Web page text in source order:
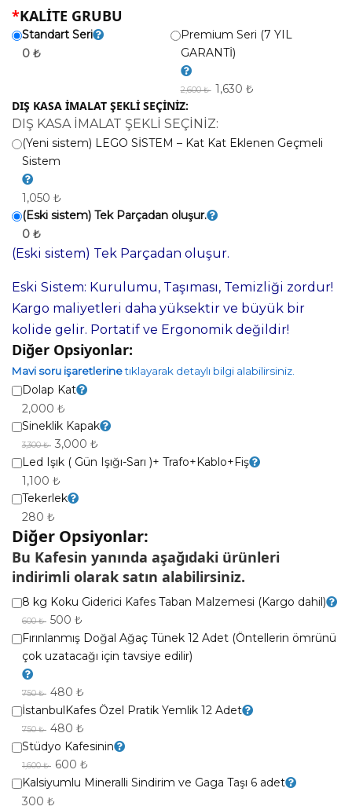
*KALİTE GRUBU
Standart Seri
0 ₺
Premium Seri (7 YIL
GARANTİ)
2,600 ₺ 1,630 ₺
DIŞ KASA İMALAT ŞEKLİ SEÇİNİZ:
DIŞ KASA İMALAT ŞEKLİ SEÇİNİZ:
(Yeni sistem) LEGO SİSTEM – Kat Kat Eklenen Geçmeli
Sistem
1,050 ₺
(Eski sistem) Tek Parçadan oluşur.
0 ₺
(Eski sistem) Tek Parçadan oluşur.
Eski Sistem: Kurulumu, Taşıması, Temizliği zordur!
Kargo maliyetleri daha yüksektir ve büyük bir
kolide gelir. Portatif ve Ergonomik değildir!
Diğer Opsiyonlar:
Mavi soru işaretlerinetıklayarak detaylı bilgi alabilirsiniz.
Dolap Kat
2,000 ₺
Sineklik Kapak
3,300 ₺
3,000 ₺
Led Işık ( Gün Işığı-Sarı )+ Trafo+Kablo+Fiş
1,100 ₺
Tekerlek
280 ₺
Diğer Opsiyonlar:
Bu Kafesin yanında aşağıdaki ürünleri
indirimli olarak satın alabilirsiniz.
8 kg Koku Giderici Kafes Taban Malzemesi (Kargo dahil)
600 ₺
500 ₺
Fırınlanmış Doğal Ağaç Tünek 12 Adet (Öntellerin ömrünü
çok uzatacağı için tavsiye edilir)
750 ₺
480 ₺
İstanbulKafes Özel Pratik Yemlik 12 Adet
750 ₺
480 ₺
Stüdyo Kafesinin
1,600 ₺
600 ₺
Kalsiyumlu Mineralli Sindirim ve Gaga Taşı 6 adet
300 ₺